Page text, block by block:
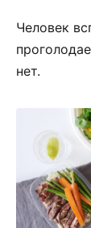
Человек
нет.